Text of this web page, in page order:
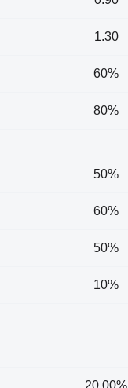
1.30
60%
80%
50%
60%
50%
10%
20.00%